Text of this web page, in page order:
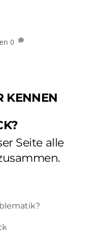
0
KENNEN
Seite alle